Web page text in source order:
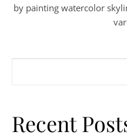
by painting watercolor
Recent